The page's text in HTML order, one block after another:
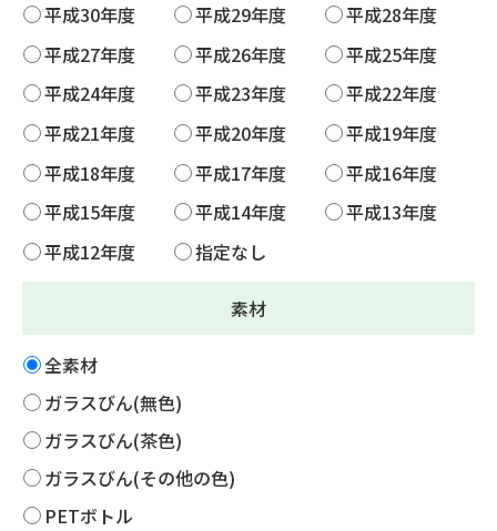
平成30年度
平成29年度
平成28年度
平成27年度
平成26年度
平成25年度
平成24年度
平成23年度
平成22年度
平成21年度
平成20年度
平成19年度
平成18年度
平成17年度
平成16年度
平成15年度
平成14年度
平成13年度
平成12年度
指定なし
素材
全素材
ガラスびん(無色)
ガラスびん(茶色)
ガラスびん(その他の色)
PETボトル